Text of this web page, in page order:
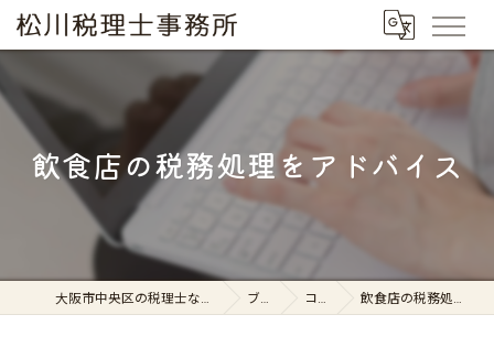
飲食店の税務処理をアドバイス
大阪市中央区の税理士なら松川税理士事務所 ブログ コラム 飲食店の税務処理をアドバイス